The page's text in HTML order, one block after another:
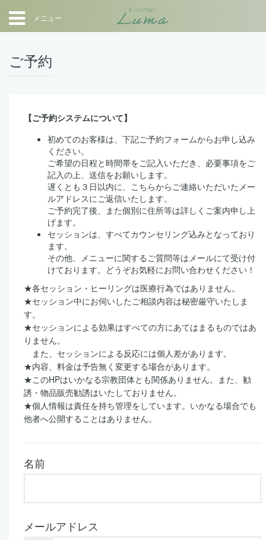
メニュー
ご予約
【ご予約システムについて】
初めてのお客様は、下記ご予約フォームからお申し込み
ください。
ご希望の日程と時間帯をご記入いただき、必要事項をご
記入の上、送信をお願いします。
遅くとも３日以内に、こちらからご連絡いただいたメー
ルアドレスにご返信いたします。
ご予約完了後、また個別に住所等は詳しくご案内申し上
げます。
セッションは、すべてカウンセリング込みとなっており
ます。
その他、メニューに関するご質問等はメールにて受け付
けております。どうぞお気軽にお問い合わせください！
★各セッション・ヒーリングは医療行為ではありません。
★セッション中にお伺いしたご相談内容は秘密厳守いたしま
す。
★セッションによる効果はすべての方にあてはまるものではあ
りません。
また、セッションによる反応には個人差があります。
★内容、料金は予告無く変更する場合があります。
★このHPはいかなる宗教団体とも関係ありません。また、勧
誘・物品販売勧誘はいたしておりません。
★個人情報は責任を持ち管理をしています。いかなる場合でも
他者へ公開することはありません。
名前
メールアドレス